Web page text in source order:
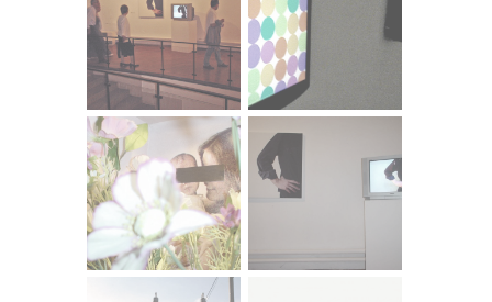
je i tematski vrlo raznolik. Raspon se kreće od slikarskih
ciklusa i eksperimenata s apstraktnim ekspersionizmom,
istraživanja organskih stiliziranih formi do
konceptualističkih razmatranja osnovnih slikarskih
elemenata u ranijim godinama njegova rada do instalacija
i performansa izrazite društvene kritike ideoloških ili
socioloških paradigmi našega doba koji se u njegovu radu
pojavljuju posljednjih desetak godina.
U tim društvenokritičkim radovima, Pagar je, kao i u
svojim slikarskim radovima, minimalistički sažet i vrlo
konkretan, nema tu mnogo priča ni dokumentarističke